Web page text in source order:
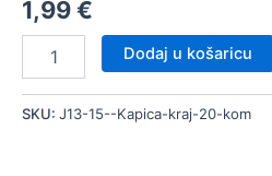
1,99€
kraj,
Dodaj u košaricu
SKU: J13-15--Kapica-kraj-20-kom